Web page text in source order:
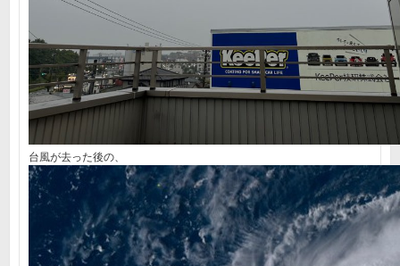
台風が去った後の、